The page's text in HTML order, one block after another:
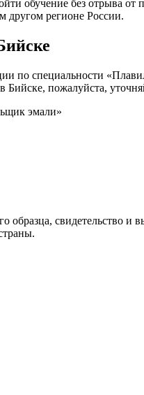
обучение без отрыва от
другом регионе России.
по специальности
Бийске, пожалуйста,
эмали»
свидетельство